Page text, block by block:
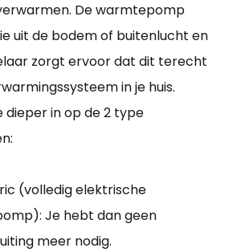
De warmtepomp
uit de bodem of buitenlucht en
zorgt ervoor dat dit terecht
in je huis.
dieper in op de 2 type
(volledig elektrische
Je hebt dan geen
meer nodig.